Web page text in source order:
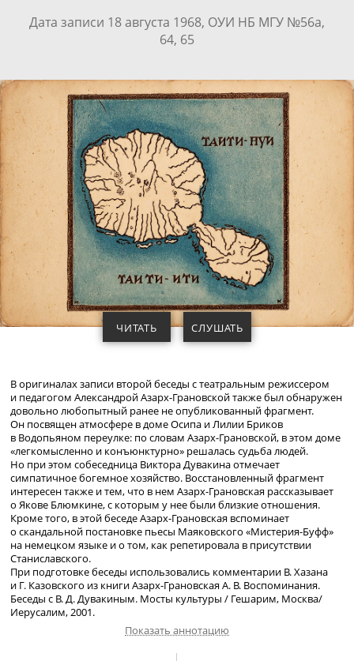
Дата записи 18 августа 1968, ОУИ НБ МГУ №56a,
64, 65
ЧИТАТЬ СЛУШАТЬ
В оригиналах записи второй беседы с театральным режиссером
и педагогом АлександройАзарх-Грановскойтакже был обнаружен
довольно любопытный ранее не опубликованный фрагмент.
Он посвящен атмосфере в доме Осипа и Лилии Бриков
в Водопьяном переулке: по словам Азарх-Грановской, в этом доме
«легкомысленно и конъюнктурно» решалась судьба людей.
Но при этом собеседница Виктора Дувакина отмечает
симпатичное богемное хозяйство. Восстановленный фрагмент
интересен также и тем, что в нем Азарх-Грановскаярассказывает
о Якове Блюмкине, с которым у нее были близкие отношения.
Кроме того, в этой беседеАзарх-Грановскаявспоминает
о скандальной постановке пьесы Маяковского «Мистерия-Буфф»
на немецком языке и о том, как репетировала в присутствии
Станиславского.
При подготовке беседы использовались комментарии В. Хазана
и Г. Казовского из книгиАзарх-ГрановскаяА. В. Воспоминания.
Беседы с В. Д. Дувакиным. Мосты культуры / Гешарим, Москва/
Иерусалим, 2001.
Показать аннотацию